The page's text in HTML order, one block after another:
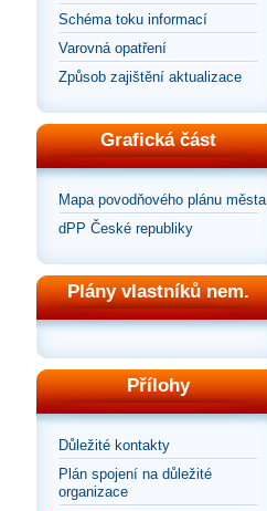
Schéma toku informací
Varovná opatření
Způsob zajištění aktualizace
Grafická část
Mapa povodňového plánu města
dPP České republiky
Plány vlastníků nem.
Přílohy
Důležité kontakty
Plán spojení na důležité
organizace